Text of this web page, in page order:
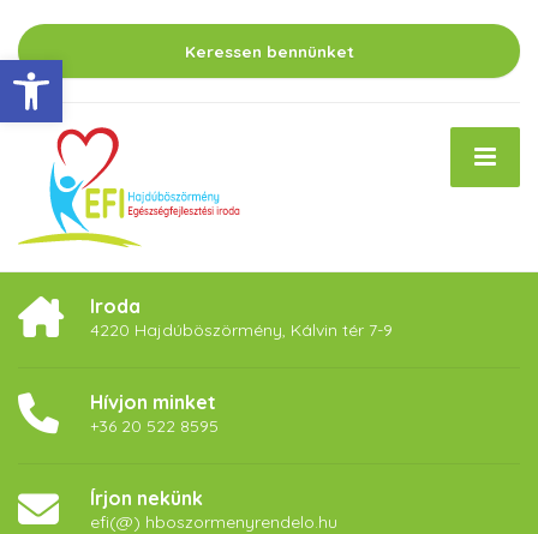
Eszköztár megnyitása
Keressen bennünket
Iroda
4220 Hajdúböszörmény, Kálvin tér 7-9
Hívjon minket
+36 20 522 8595
Írjon nekünk
efi(@) hboszormenyrendelo.hu